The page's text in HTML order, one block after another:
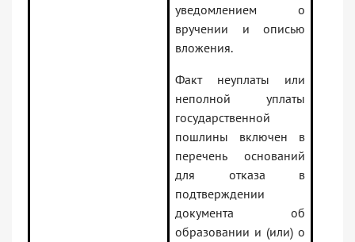
уведомлением о
вручении и описью
вложения.
Факт неуплаты или
неполной уплаты
государственной
пошлины включен в
перечень оснований
для отказа в
подтверждении
документа об
образовании и (или) о